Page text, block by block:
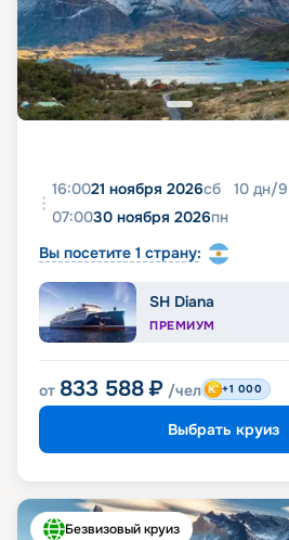
16:0021 ноября 2026сб 10 дн/9
07:0030 ноября 2026пн
Вы посетите 1 страну:
SH Diana
ПРЕМИУМ
от 833 588 ₽ /чел +1 000
Выбрать круиз
Безвизовый круиз